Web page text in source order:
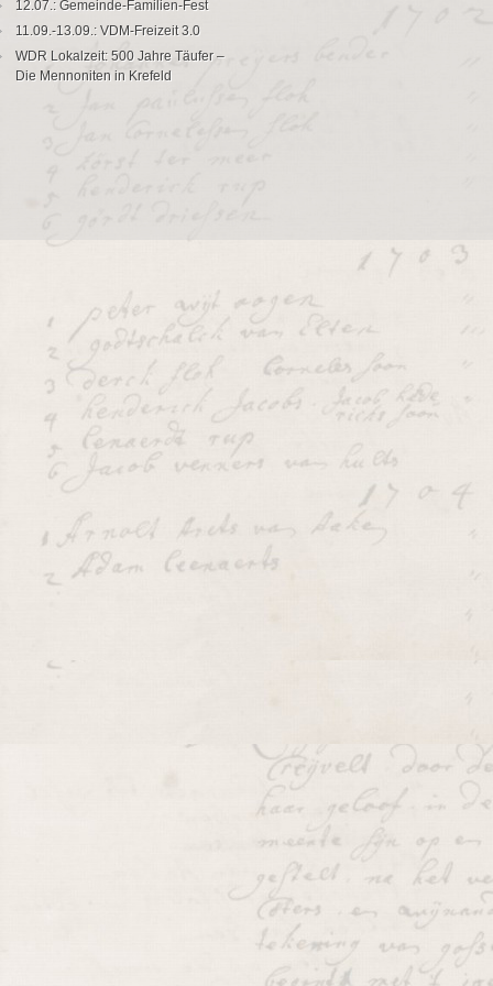
12.07.: Gemeinde-Familien-Fest
11.09.-13.09.: VDM-Freizeit 3.0
WDR Lokalzeit: 500 Jahre Täufer –
Die Mennoniten in Krefeld